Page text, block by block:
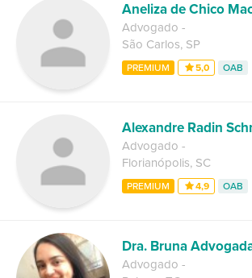
Aneliza de Chico
Advogado -
São Carlos, SP
PREMIUM 5,0 OAB
Alexandre Radin
Advogado -
Florianópolis, SC
PREMIUM 4,9 OAB
Dra. Bruna
Advogado -